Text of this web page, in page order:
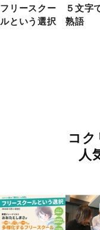
フリースクー
ルという選択
５文字
熟語
コ
人